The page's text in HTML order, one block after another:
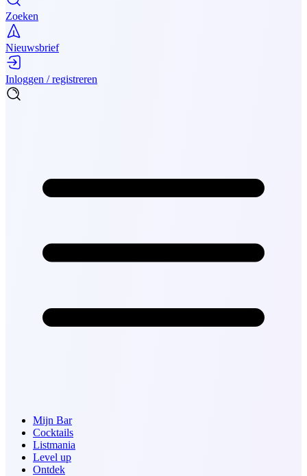
Zoeken
Nieuwsbrief
Inloggen / registreren
Mijn Bar
Cocktails
Listmania
Level up
Ontdek